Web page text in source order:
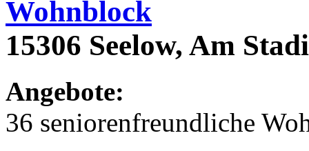
Wohnblock
15306 Seelow, Am
Angebote:
36 seniorenfreundliche